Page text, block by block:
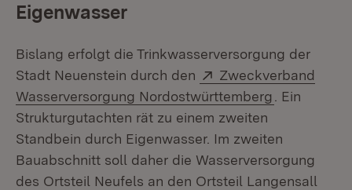
Eigenwasser
Bislang erfolgt die Trinkwasserversorgung der
Stadt Neuenstein durch den
Extern:
Zweckverband
Wasserversorgung Nordostwürttemberg (Öffnet in
. Ein
Strukturgutachten rät zu einem zweiten
Standbein durch Eigenwasser. Im zweiten
Bauabschnitt soll daher die Wasserversorgung
des Ortsteil Neufels an den Ortsteil Langensall